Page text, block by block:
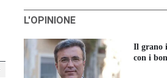
L'OPINIONE
Il grano
con i